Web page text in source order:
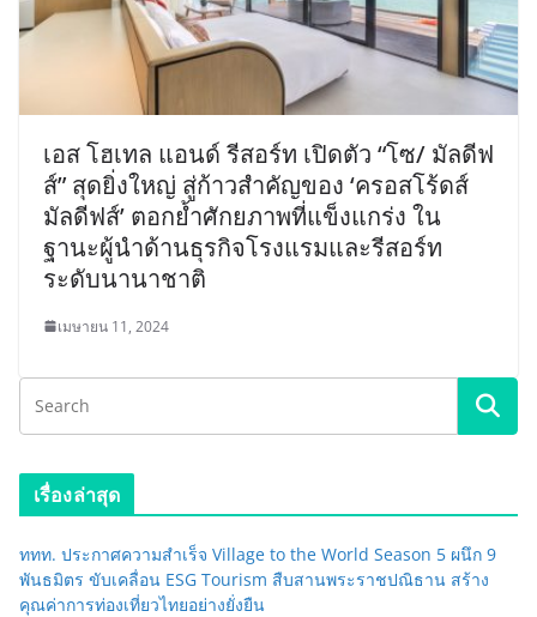
เอส โฮเทล แอนด์ รีสอร์ท เปิดตัว “โซ/ มัลดีฟ
ส์” สุดยิ่งใหญ่​ สู่ก้าวสำคัญของ ‘ครอสโร้ดส์
มัลดีฟส์’ ตอกย้ำศักยภาพที่แข็งแกร่ง ใน
ฐานะผู้นำด้านธุรกิจโรงแรมและรีสอร์ท
ระดับนานาชาติ
เมษายน 11, 2024
เรื่องล่าสุด
ททท. ประกาศความสำเร็จ Village to the World Season 5 ผนึก 9
พันธมิตร ขับเคลื่อน ESG Tourism สืบสานพระราชปณิธาน สร้าง
คุณค่าการท่องเที่ยวไทยอย่างยั่งยืน